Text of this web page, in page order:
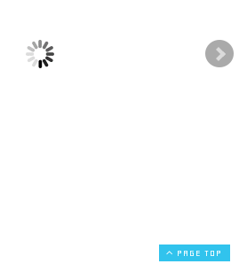
【LEAFⅡ】アビリン
ピック神奈川大会2025
【勉
年
PAGE TOP